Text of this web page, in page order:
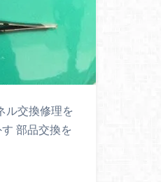
ル交換修理を
部品交換を